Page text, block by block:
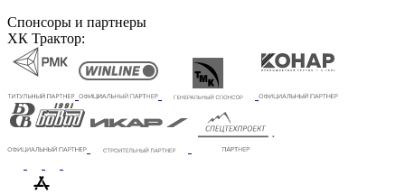
Спонсоры и партнеры
ХК Трактор: